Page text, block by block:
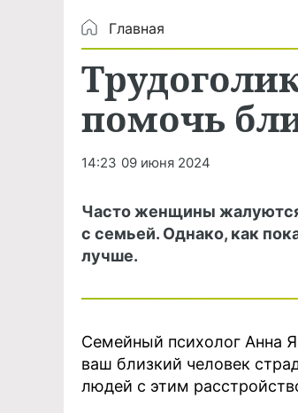
Главная
помочь
14:23 09 июня 2024
Часто женщины жалуются
с семьей. Однако, как
лучше.
Семейный психолог Анна
ваш близкий человек
людей с этим